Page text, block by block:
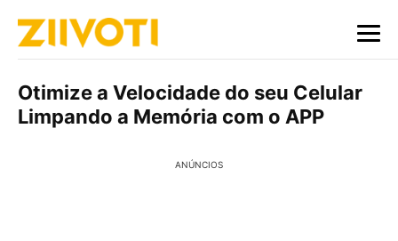
Otimize a Velocidade do seu Celular
Limpando a Memória com o APP
ANÚNCIOS